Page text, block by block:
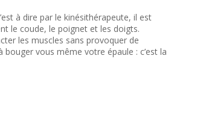
à dire par le kinésithérapeute, il est
le coude, le poignet et les doigts.
les muscles sans provoquer de
vous même votre épaule : c’est la